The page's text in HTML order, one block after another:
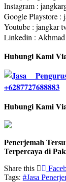
Instagram :
Google Playstore :
Youtube : jangkar
Linkedin :
Hubungi Kami
Hubungi Kami
Penerjemah
Terpercaya di
Share this
Tags: #Jasa